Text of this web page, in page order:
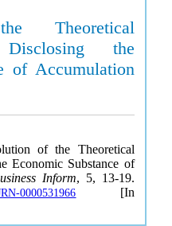
Theoretical
the
of Accumulation
of the Theoretical
Economic Substance of
Inform, 5, 13-19.
0000531966 [In